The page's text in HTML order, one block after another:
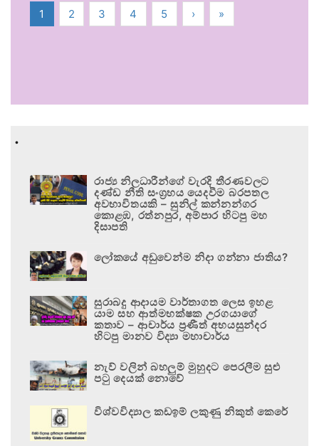
1 2 3 4 5 › »
.
රාජ්‍ය නිලධාරීන්ගේ වැරදි තීරණවලට
දණ්ඩ නීති සංග්‍රහය යෙදවීම බරපතල
අවභාවිතයකි – සුනිල් කන්නන්ගර
කොළඹ, රත්නපුර, අම්පාර හිටපු මහ
දිසාපති
ලෝකයේ අඩුවෙන්ම නිදා ගන්නා ජාතිය?
සුරාබදු ආදායම වාර්තාගත ලෙස ඉහළ
යාම සහ ආත්මභක්ෂක උරගයාගේ
කතාව – ආචාර්ය ප්‍රණීත් අභයසුන්දර
හිටපු මානව විද්‍යා මහාචාර්ය
නැව් වලින් බහලුම් මුහුදට පෙරලීම සුළු
පටු දෙයක් නොවේ
විශ්වවිද්‍යාල කඩඉම් ලකුණු නිකුත් කෙරේ